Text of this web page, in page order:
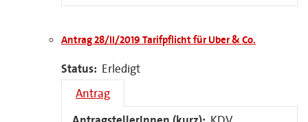
Antrag 28/II/2019 Tarifpflicht für Uber & Co.
Status: Erledigt
Antrag